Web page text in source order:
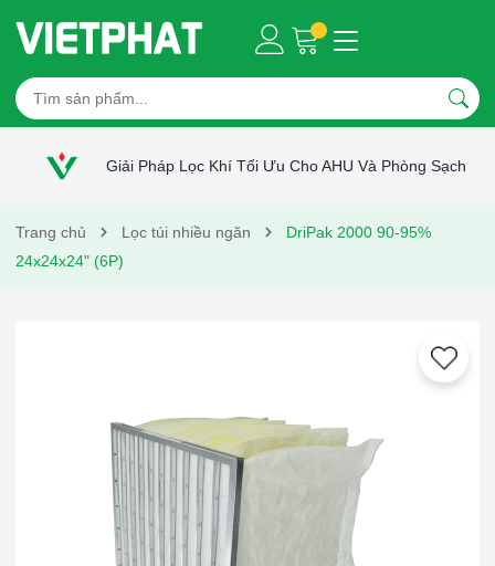
Giải Pháp Lọc Khí Tối Ưu Cho AHU Và Phòng Sạch
Trang chủ Lọc túi nhiều ngăn
DriPak 2000 90-95%
24x24x24" (6P)